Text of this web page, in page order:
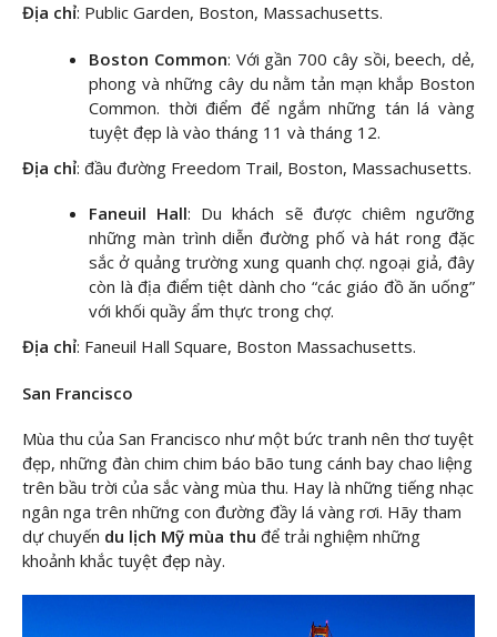
Địa chỉ: Public Garden, Boston, Massachusetts.
Boston Common: Với gần 700 cây sồi, beech, dẻ,
phong và những cây du nằm tản mạn khắp Boston
Common. thời điểm để ngắm những tán lá vàng
tuyệt đẹp là vào tháng 11 và tháng 12.
Địa chỉ: đầu đường Freedom Trail, Boston, Massachusetts.
Faneuil Hall: Du khách sẽ được chiêm ngưỡng
những màn trình diễn đường phố và hát rong đặc
sắc ở quảng trường xung quanh chợ. ngoại giả, đây
còn là địa điểm tiệt dành cho “các giáo đồ ăn uống”
với khối quầy ẩm thực trong chợ.
Địa chỉ: Faneuil Hall Square, Boston Massachusetts.
San Francisco
Mùa thu của San Francisco như một bức tranh nên thơ tuyệt
đẹp, những đàn chim chim báo bão tung cánh bay chao liệng
trên bầu trời của sắc vàng mùa thu. Hay là những tiếng nhạc
ngân nga trên những con đường đầy lá vàng rơi. Hãy tham
dự chuyến du lịch Mỹ mùa thu để trải nghiệm những
khoảnh khắc tuyệt đẹp này.